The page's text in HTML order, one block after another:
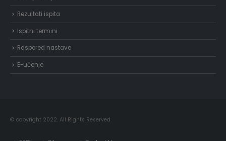
Rezultati ispita
Ispitni termini
Raspored nastave
E-učenje
© copyright 2022. All Rights Reserved.